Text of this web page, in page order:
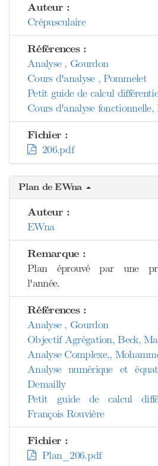
Auteur :
Crépusculaire
Références :
Analyse , Gourdon
Cours d'analyse , Pommelet
Petit guide de calcul
Cours d'analyse
Fichier :
206.pdf
Plan de EWna
Auteur :
EWna
Remarque :
Plan éprouvé par une
l'année.
Références :
Analyse , Gourdon
Objectif Agrégation, Beck,
Analyse Complexe,,
Analyse numérique et
Demailly
Petit guide de calcul
François Rouvière
Fichier :
Plan_206.pdf